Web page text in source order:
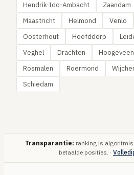
Hendrik-Ido-Ambacht
Zaandam
Maastricht
Helmond Venlo
Oosterhout
Hoofddorp
Veghel
Drachten Hoogeveen
Rosmalen
Roermond
Schiedam
Transparantie: ranking is
betaalde posities. ·